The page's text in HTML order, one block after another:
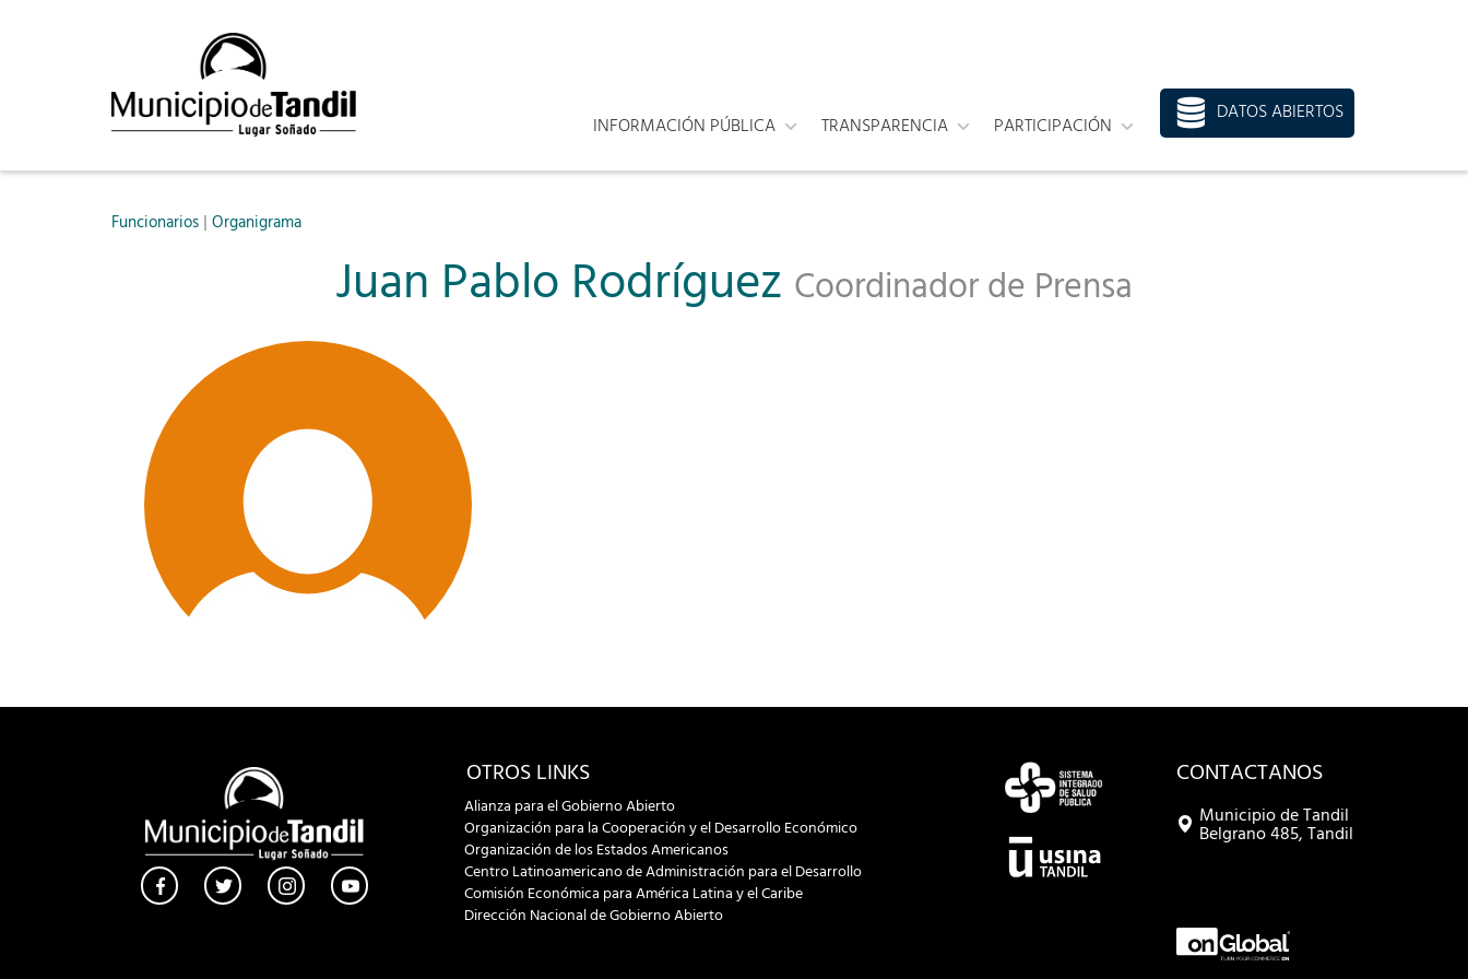
INFORMACIÓN PÚBLICA TRANSPARENCIA PARTICIPACIÓN DATOS ABIERTOS
Funcionarios | Organigrama
Juan Pablo Rodríguez Coordinador de Prensa
OTROS LINKS
Alianza para el Gobierno Abierto
Organización para la Cooperación y el Desarrollo Económico
Organización de los Estados Americanos
Centro Latinoamericano de Administración para el Desarrollo
Comisión Económica para América Latina y el Caribe
Dirección Nacional de Gobierno Abierto
CONTACTANOS
Municipio de Tandil
Belgrano 485, Tandil